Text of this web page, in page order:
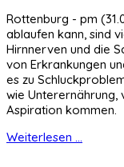
Rottenburg - pm
ablaufen kann, sind
Hirnnerven und die
von Erkrankungen
es zu
wie
Aspiration kommen.
Weiterlesen ...